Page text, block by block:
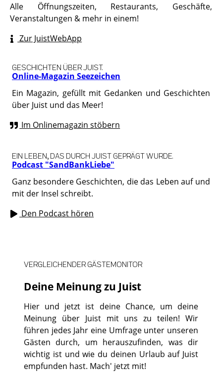
Alle Öffnungszeiten, Restaurants, Geschäfte,
Veranstaltungen & mehr in einem!
Zur JuistWebApp
Online-Magazin Seezeichen
GESCHICHTEN ÜBER JUIST.
Ein Magazin, gefüllt mit Gedanken und Geschichten
über Juist und das Meer!
Im Onlinemagazin stöbern
Podcast "SandBankLiebe"
EIN LEBEN, DAS DURCH JUIST GEPRÄGT WURDE.
Ganz besondere Geschichten, die das Leben auf und
mit der Insel schreibt.
Den Podcast hören
Deine Meinung zu Juist
VERGLEICHENDER GÄSTEMONITOR
Hier und jetzt ist deine Chance, um deine
Meinung über Juist mit uns zu teilen! Wir
führen jedes Jahr eine Umfrage unter unseren
Gästen durch, um herauszufinden, was dir
wichtig ist und wie du deinen Urlaub auf Juist
empfunden hast. Mach' jetzt mit!